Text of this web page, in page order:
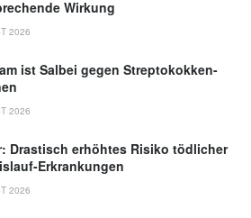
Wirkung
2026
ist Salbei gegen Streptokokken-
2026
Drastisch erhöhtes Risiko tödlicher
Erkrankungen
2026